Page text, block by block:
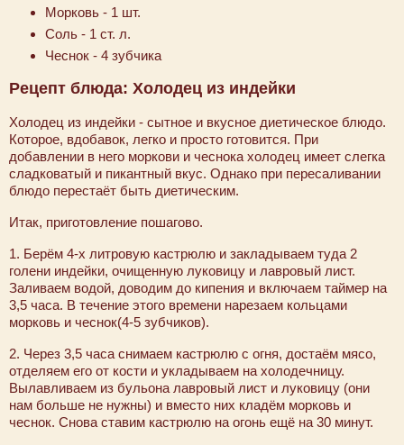
Морковь - 1 шт.
Соль - 1 ст. л.
Чеснок - 4 зубчика
Рецепт блюда: Холодец из индейки
Холодец из индейки - сытное и вкусное диетическое блюдо.
Которое, вдобавок, легко и просто готовится. При
добавлении в него моркови и чеснока холодец имеет слегка
сладковатый и пикантный вкус. Однако при пересаливании
блюдо перестаёт быть диетическим.
Итак, приготовление пошагово.
1. Берём 4-х литровую кастрюлю и закладываем туда 2
голени индейки, очищенную луковицу и лавровый лист.
Заливаем водой, доводим до кипения и включаем таймер на
3,5 часа. В течение этого времени нарезаем кольцами
морковь и чеснок(4-5 зубчиков).
2. Через 3,5 часа снимаем кастрюлю с огня, достаём мясо,
отделяем его от кости и укладываем на холодечницу.
Вылавливаем из бульона лавровый лист и луковицу (они
нам больше не нужны) и вместо них кладём морковь и
чеснок. Снова ставим кастрюлю на огонь ещё на 30 минут.